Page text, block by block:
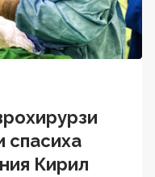
спасиха
Кирил